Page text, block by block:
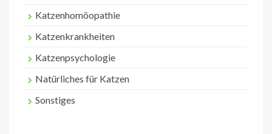
Katzenhomöopathie
Katzenkrankheiten
Katzenpsychologie
Natürliches für Katzen
Sonstiges